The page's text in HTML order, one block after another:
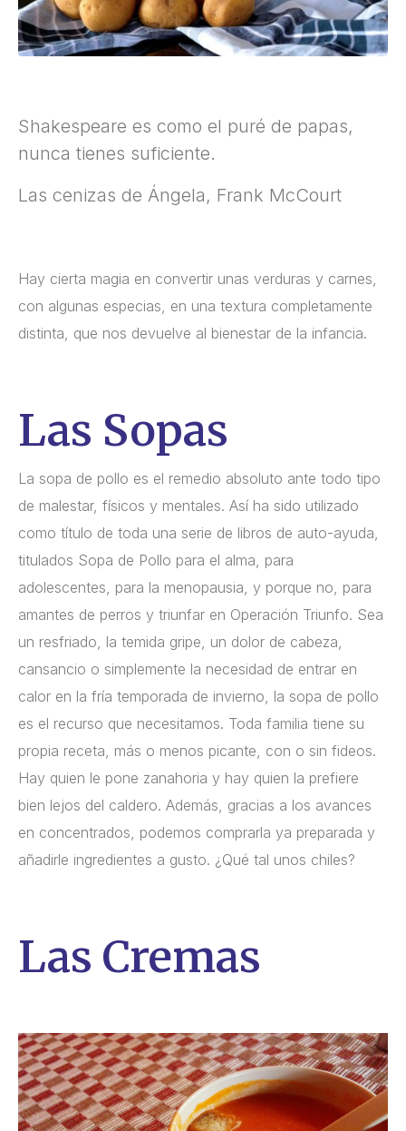
Shakespeare es como el puré de papas,
nunca tienes suficiente.
Las cenizas de Ángela, Frank McCourt
Hay cierta magia en convertir unas verduras y carnes,
con algunas especias, en una textura completamente
distinta, que nos devuelve al bienestar de la infancia.
Las Sopas
La sopa de pollo es el remedio absoluto ante todo tipo
de malestar, físicos y mentales. Así ha sido utilizado
como título de toda una serie de libros de auto-ayuda,
titulados Sopa de Pollo para el alma, para
adolescentes, para la menopausia, y porque no, para
amantes de perros y triunfar en Operación Triunfo. Sea
un resfriado, la temida gripe, un dolor de cabeza,
cansancio o simplemente la necesidad de entrar en
calor en la fría temporada de invierno, la sopa de pollo
es el recurso que necesitamos. Toda familia tiene su
propia receta, más o menos picante, con o sin fideos.
Hay quien le pone zanahoria y hay quien la prefiere
bien lejos del caldero. Además, gracias a los avances
en concentrados, podemos comprarla ya preparada y
añadirle ingredientes a gusto. ¿Qué tal unos chiles?
Las Cremas